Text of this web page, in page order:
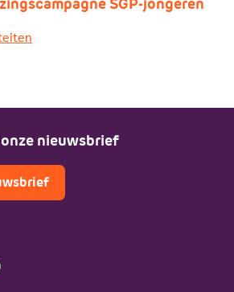
nieuwsbrief